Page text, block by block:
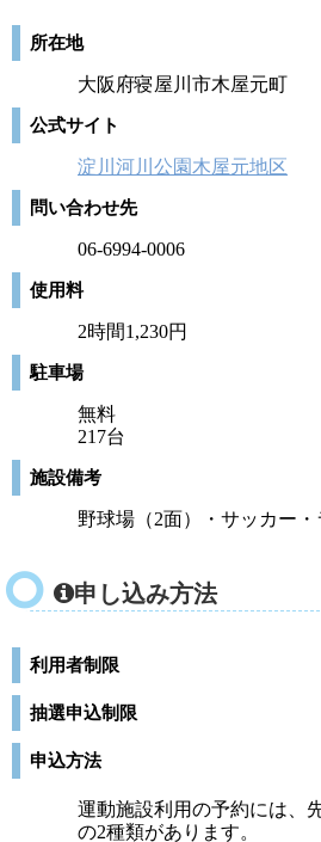
所在地
大阪府寝屋川市木屋元町
公式サイト
淀川河川公園木屋元地区
問い合わせ先
06-6994-0006
使用料
2時間1,230円
駐車場
無料
217台
施設備考
野球場（2面）・サッカー・
申し込み方法
利用者制限
抽選申込制限
申込方法
運動施設利用の予約には、
の2種類があります。